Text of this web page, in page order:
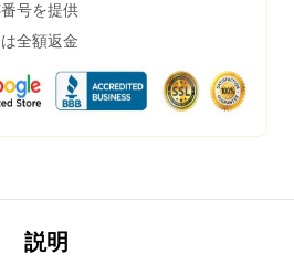
号を提供
全額返金
説明